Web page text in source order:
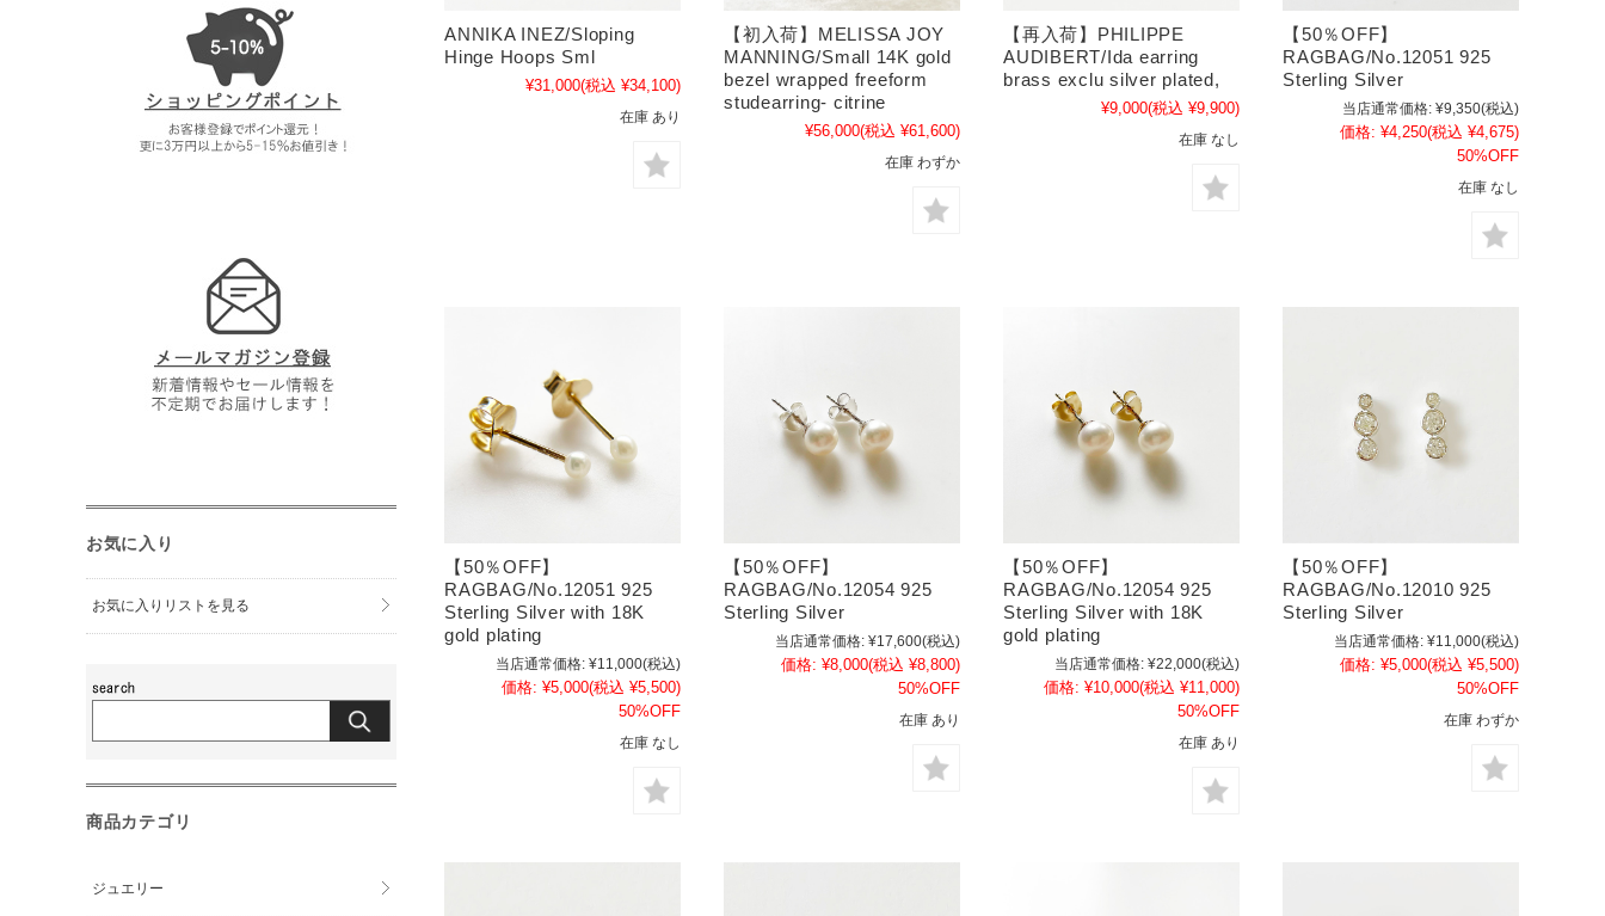
ANNIKA INEZ/Sloping
Hinge Hoops Sml
¥31,000(税込 ¥34,100)
在庫 あり
【初入荷】MELISSA JOY
MANNING/Small 14K gold
bezel wrapped freeform
studearring- citrine
¥56,000(税込 ¥61,600)
在庫 わずか
【再入荷】PHILIPPE
AUDIBERT/Ida earring
brass exclu silver plated,
¥9,000(税込 ¥9,900)
在庫 なし
【50％OFF】
RAGBAG/No.12051 925
Sterling Silver
当店通常価格: ¥9,350(税込)
価格: ¥4,250(税込 ¥4,675)
50%OFF
在庫 なし
【50％OFF】
RAGBAG/No.12051 925
Sterling Silver with 18K
gold plating
当店通常価格: ¥11,000(税込)
価格: ¥5,000(税込 ¥5,500)
50%OFF
在庫 なし
【50％OFF】
RAGBAG/No.12054 925
Sterling Silver
当店通常価格: ¥17,600(税込)
価格: ¥8,000(税込 ¥8,800)
50%OFF
在庫 あり
【50％OFF】
RAGBAG/No.12054 925
Sterling Silver with 18K
gold plating
当店通常価格: ¥22,000(税込)
価格: ¥10,000(税込 ¥11,000)
50%OFF
在庫 あり
【50％OFF】
RAGBAG/No.12010 925
Sterling Silver
当店通常価格: ¥11,000(税込)
価格: ¥5,000(税込 ¥5,500)
50%OFF
在庫 わずか
お気に入り
お気に入りリストを見る
商品カテゴリ
ジュエリー